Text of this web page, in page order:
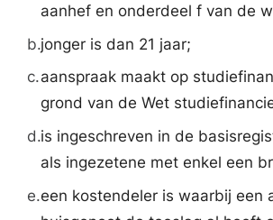
aanhef en onderdeel f van de
b.jonger is dan 21 jaar;
c.aanspraak maakt op
grond van de Wet
d.is ingeschreven in de
als ingezetene met enkel een
e.een kostendeler is waarbij een